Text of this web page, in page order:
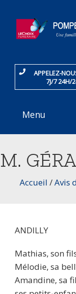
APPELEZ-
7J/7 24H/
Menu
M.
Accueil /Avis
ANDILLY
Mathias, son
Mélodie, sa
Amandine, sa